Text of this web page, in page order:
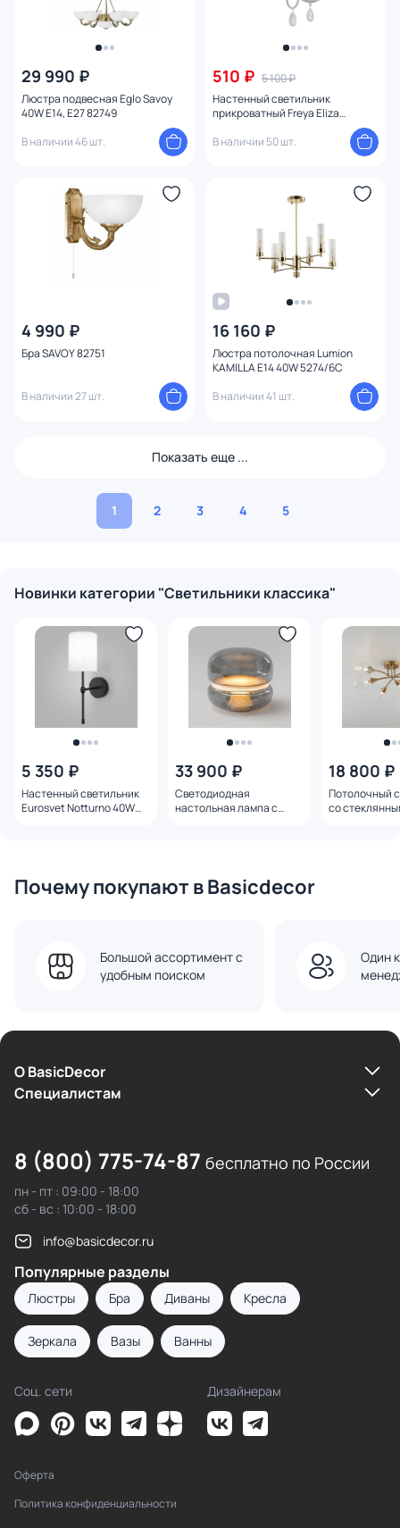
29 990 ₽
Люстра подвесная Eglo Savoy
40W E14, E27 82749
В наличии 46 шт.
510 ₽ 5 100 ₽
Настенный светильник
прикроватный Freya Eliza
В наличии 50 шт.
4 990 ₽
Бра SAVOY 82751
В наличии 27 шт.
16 160 ₽
Люстра потолочная Lumion
KAMILLA E14 40W 5274/6C
В наличии 41 шт.
Показать еще ...
1 2 3 4 5
Новинки категории "Светильники классика"
5 350 ₽
Настенный светильник
Eurosvet Notturno 40W
33 900 ₽
Светодиодная
настольная лампа с
18 800 ₽
Потолочный
со
Почему покупают в Basicdecor
Большой ассортимент с
удобным поиском
Один
О BasicDecor
Cпециалистам
8 (800) 775-74-87 бесплатно по России
пн - пт : 09:00 - 18:00
сб - вс : 10:00 - 18:00
info@basicdecor.ru
Популярные разделы
Люстры Бра Диваны Кресла
Зеркала Вазы Ванны
Соц. сети Дизайнерам
Оферта
Политика конфиденциальности